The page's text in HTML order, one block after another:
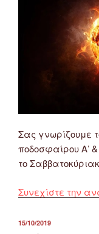
Σας
ποδοσφαίρου Α’
το
Συνεχίστε την
ΔΗΜΟΣΙΕΎΤΗΚΕ
15/10/2019